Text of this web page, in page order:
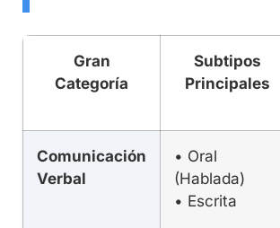
Gran
Categoría
Subtipos
Principales
Comunicación
Verbal
• Oral
(Hablada)
• Escrita